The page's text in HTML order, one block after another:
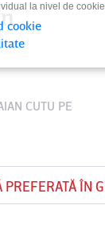
CUTU PE
PREFERATĂ ÎN
la nivel de
cookie